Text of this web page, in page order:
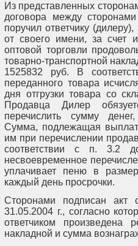
Из представленных
договора между
поручил ответчику
от своего имени, за счет
оптовой торговли
товарно-транспортной
1525832 руб. В
переданного товара
дня отгрузки товара со
Продавца Дилер
перечислить сумму
Сумма, подлежащая
им при перечислении
соответствии с п. 3.2
несвоевременное
уплачивает пеню в
каждый день просрочки.
Сторонами подписан акт
31.05.2004 г., согласно
ответчиком произведена
накладной и сумма